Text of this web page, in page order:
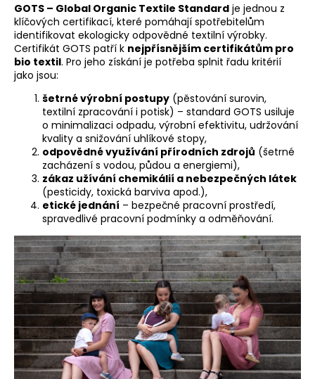
GOTS – Global Organic Textile Standard je jednou z
klíčových certifikací, které pomáhají spotřebitelům
identifikovat ekologicky odpovědné textilní výrobky.
Certifikát GOTS patří k nejpřísnějším certifikátům pro
bio textil. Pro jeho získání je potřeba splnit řadu kritérií
jako jsou:
šetrné výrobní postupy (pěstování surovin,
textilní zpracování i potisk) – standard GOTS usiluje
o minimalizaci odpadu, výrobní efektivitu, udržování
kvality a snižování uhlíkové stopy,
odpovědné využívání přírodních zdrojů (šetrné
zacházení s vodou, půdou a energiemi),
zákaz užívání chemikálií a nebezpečných látek
(pesticidy, toxická barviva apod.),
etické jednání – bezpečné pracovní prostředí,
spravedlivé pracovní podmínky a odměňování.
HLEDAT
D
o
e